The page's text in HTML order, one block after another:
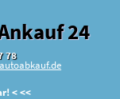
24
78
< <<